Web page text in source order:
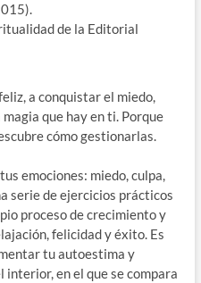
de la Editorial
a conquistar el miedo,
que hay en ti. Porque
cómo gestionarlas.
emociones: miedo, culpa,
serie de ejercicios prácticos
proceso de crecimiento y
felicidad y éxito. Es
tu autoestima y
interior, en el que se compara